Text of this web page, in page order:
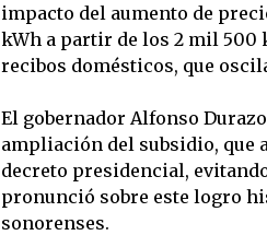
impacto del aumento de
kWh a partir de los 2 mil
recibos domésticos, que
El gobernador Alfonso
ampliación del subsidio, que
decreto presidencial,
pronunció sobre este logro
sonorenses.